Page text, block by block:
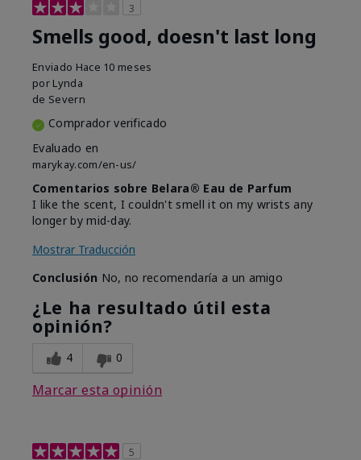
3
Smells good, doesn't last long
Enviado Hace 10 meses
por Lynda
de Severn
Comprador verificado
Evaluado en
marykay.com/en-us/
Comentarios sobre Belara® Eau de Parfum
I like the scent, I couldn't smell it on my wrists any
longer by mid-day.
Mostrar Traducción
Conclusión No, no recomendaría a un amigo
¿Le ha resultado útil esta
opinión?
4 0
Marcar esta opinión
5